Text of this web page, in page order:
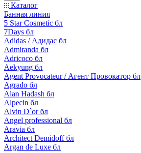
Каталог
Банная линия
5 Star Cosmetic бл
7Days бл
Adidas / Адидас бл
Admiranda бл
Adricoco бл
Aekyung бл
Agent Provocateur / Агент Провокатор бл
Agrado бл
Alan Hadash бл
Alpecin бл
Alvin D`or бл
Angel professional бл
Aravia бл
Architect Demidoff бл
Argan de Luxe бл